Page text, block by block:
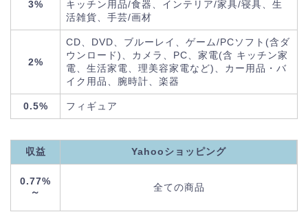
3%
キッチン用品/食器、インテリア/家具/寝具、生
活雑貨、手芸/画材
2%
CD、DVD、ブルーレイ、ゲーム/PCソフト(含ダ
ウンロード)、カメラ、PC、家電(含 キッチン家
電、生活家電、理美容家電など)、カー用品・バ
イク用品、腕時計、楽器
0.5% フィギュア
収益 Yahooショッピング
0.77%
～
全ての商品